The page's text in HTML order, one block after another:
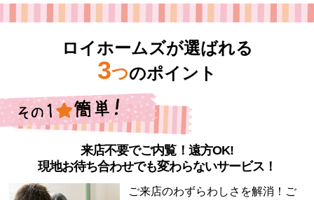
ロイホームズが選ばれる
3つのポイント
来店不要でご内覧！遠方OK!
現地お待ち合わせでも変わらないサービス！
ご来店のわずらわしさを解消！ご